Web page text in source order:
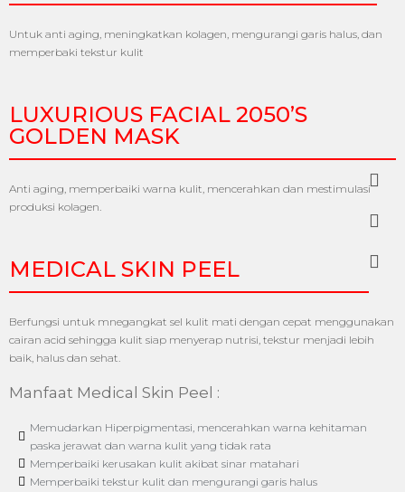
Untuk anti aging, meningkatkan kolagen, mengurangi garis halus, dan
memperbaki tekstur kulit
LUXURIOUS FACIAL 2050’S
GOLDEN MASK
Anti aging, memperbaiki warna kulit, mencerahkan dan mestimulasi
produksi kolagen.
MEDICAL SKIN PEEL
Berfungsi untuk mnegangkat sel kulit mati dengan cepat menggunakan
cairan acid sehingga kulit siap menyerap nutrisi, tekstur menjadi lebih
baik, halus dan sehat.
Manfaat Medical Skin Peel :
Memudarkan Hiperpigmentasi, mencerahkan warna kehitaman
paska jerawat dan warna kulit yang tidak rata
Memperbaiki kerusakan kulit akibat sinar matahari
Memperbaiki tekstur kulit dan mengurangi garis halus